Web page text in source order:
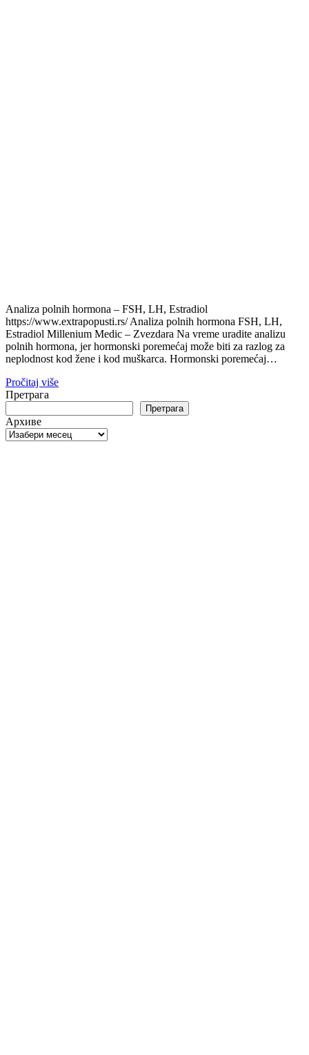
Analiza polnih hormona – FSH, LH, Estradiol
https://www.extrapopusti.rs/ Analiza polnih hormona FSH, LH,
Estradiol Millenium Medic – Zvezdara Na vreme uradite analizu
polnih hormona, jer hormonski poremećaj može biti za razlog za
neplodnost kod žene i kod muškarca. Hormonski poremećaj…
Pročitaj više
Претрага
Претрага
Архиве